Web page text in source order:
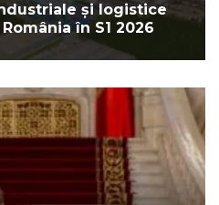
și logistice
în S1 2026